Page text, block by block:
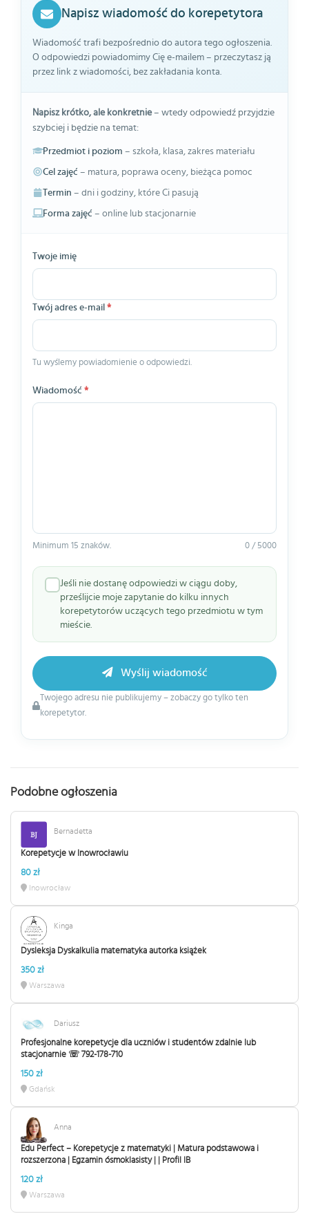
Napisz wiadomość do korepetytora
Wiadomość trafi bezpośrednio do autora tego ogłoszenia.
O odpowiedzi powiadomimy Cię e-mailem – przeczytasz ją
przez link z wiadomości, bez zakładania konta.
Napisz krótko, ale konkretnie– wtedy odpowiedź przyjdzie
szybciej i będzie na temat:
Przedmiot i poziom – szkoła, klasa, zakres materiału
Cel zajęć – matura, poprawa oceny, bieżąca pomoc
Termin – dni i godziny, które Ci pasują
Forma zajęć – online lub stacjonarnie
Twoje imię
Twój adres e-mail *
Tu wyślemy powiadomienie o odpowiedzi.
Wiadomość *
Minimum 15 znaków. 0 / 5000
Jeśli nie dostanę odpowiedzi w ciągu doby,
prześlijcie moje zapytanie do kilku innych
korepetytorów uczących tego przedmiotu w tym
mieście.
Twojego adresu nie publikujemy – zobaczy go tylko ten
korepetytor.
Wyślij wiadomość
Podobne ogłoszenia
Bernadetta
Korepetycje w Inowrocławiu
80 zł
Inowrocław
Kinga
Dysleksja Dyskalkulia matematyka autorka książek
350 zł
Warszawa
Dariusz
Profesjonalne korepetycje dla uczniów i studentów zdalnie lub
stacjonarnie ☏ 792-178-710
150 zł
Gdańsk
Anna
Edu Perfect – Korepetycje z matematyki | Matura podstawowa i
rozszerzona | Egzamin ósmoklasisty | | Profil IB
120 zł
Warszawa